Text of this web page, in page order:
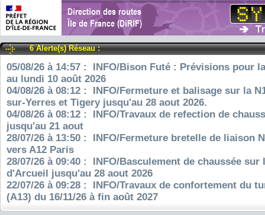
6 Alerte(s) Réseau :
05/08/26 à 14:57 : INFO/Bison Futé : Prévisions pour
au lundi 10 août 2026
04/08/26 à 08:12 : INFO/Fermeture et balisage sur la
sur-Yerres et Tigery jusqu'au 28 aout 2026.
04/08/26 à 08:12 : INFO/Travaux de refection de
jusqu'au 21 aout
28/07/26 à 13:50 : INFO/Fermeture bretelle de liaison
vers A12 Paris
28/07/26 à 09:40 : INFO/Basculement de chaussée sur
d'Arcueil jusqu'au 28 aout 2026
22/07/26 à 09:28 : INFO/Travaux de confortement du
(A13) du 16/11/26 à fin août 2027